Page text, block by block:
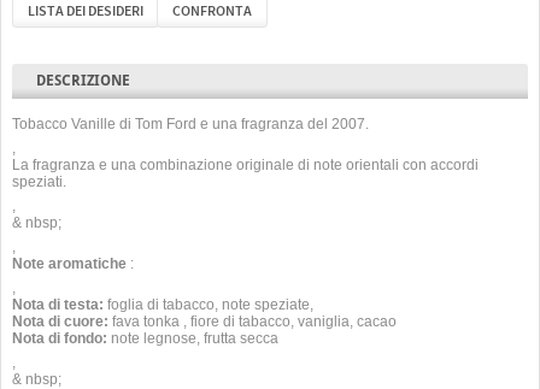
LISTA DEI DESIDERI CONFRONTA
DESCRIZIONE
Tobacco Vanille di Tom Ford e una fragranza del 2007.
,
La fragranza e una combinazione originale di note orientali con accordi
speziati.
,
& nbsp;
,
Note aromatiche :
,
Nota di testa: foglia di tabacco, note speziate,
Nota di cuore: fava tonka , fiore di tabacco, vaniglia, cacao
Nota di fondo: note legnose, frutta secca
,
& nbsp;